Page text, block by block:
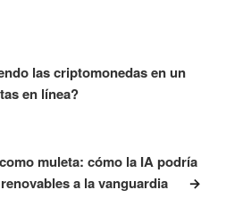
las criptomonedas en un
en línea?
muleta: cómo la IA podría
a la vanguardia